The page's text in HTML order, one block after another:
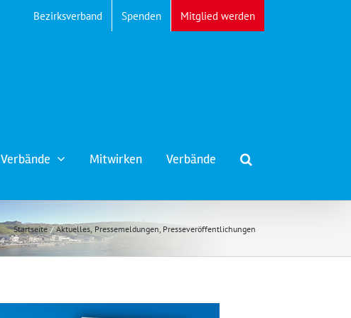
Bezirksverband Spenden Mitglied werden
Verbände Mitwirken Verbände
Startseite Aktuelles Pressemeldungen Presseveröffentlichungen